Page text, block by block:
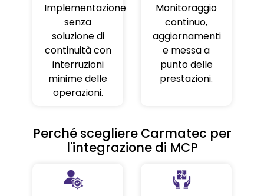
Implementazione
senza
soluzione di
continuità con
interruzioni
minime delle
operazioni.
Monitoraggio
continuo,
aggiornamenti
e messa a
punto delle
prestazioni.
Perché scegliere Carmatec per
l'integrazione di MCP